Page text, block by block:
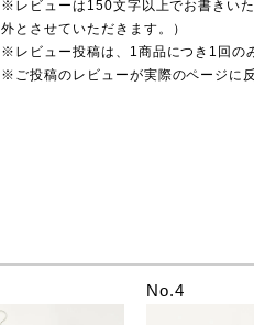
※レビューは150文字以上でお書きい
外とさせていただきます。）
※レビュー投稿は、1商品につき1回の
※ご投稿のレビューが実際のページに
No.4